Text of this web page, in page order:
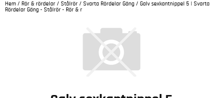
Hem / Rör & rördelar / Stålrör / Svarta Rördelar Gäng / Galv sexkantnippel 5 | Svarta
Rördelar Gäng - Stålrör - Rör & r